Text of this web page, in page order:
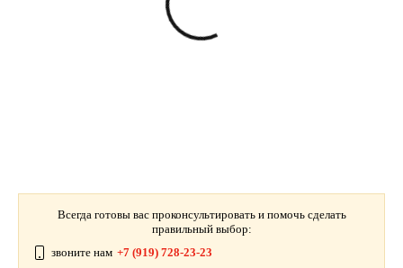
Всегда готовы вас проконсультировать и помочь сделать
правильный выбор:
звоните нам +7 (919) 728-23-23